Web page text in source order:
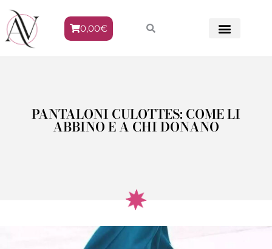
0,00€
PANTALONI CULOTTES: COME LI
ABBINO E A CHI DONANO